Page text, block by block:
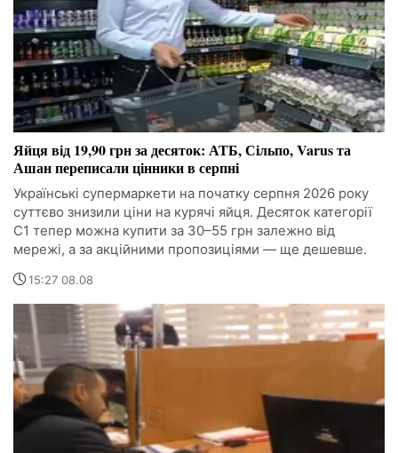
Яйця від 19,90 грн за десяток: АТБ, Сільпо, Varus та
Ашан переписали цінники в серпні
Українські супермаркети на початку серпня 2026 року
суттєво знизили ціни на курячі яйця. Десяток категорії
С1 тепер можна купити за 30–55 грн залежно від
мережі, а за акційними пропозиціями — ще дешевше.
15:27 08.08